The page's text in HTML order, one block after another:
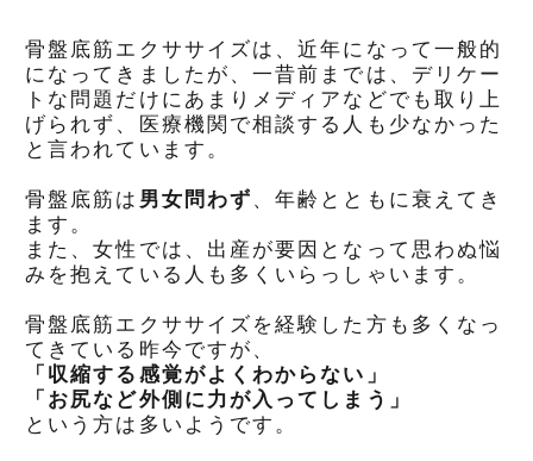
骨盤底筋エクササイズは、近年になって一般的
になってきましたが、一昔前までは、デリケー
トな問題だけにあまりメディアなどでも取り上
げられず、医療機関で相談する人も少なかった
と言われています。
骨盤底筋は 男女問わず 、年齢とともに衰えてき
ます。
また、女性では、出産が要因となって思わぬ悩
みを抱えている人も多くいらっしゃいます。
骨盤底筋エクササイズを経験した方も多くなっ
てきている昨今ですが、
「収縮する感覚がよくわからない」
「お尻など外側に力が入ってしまう」
という方は多いようです。